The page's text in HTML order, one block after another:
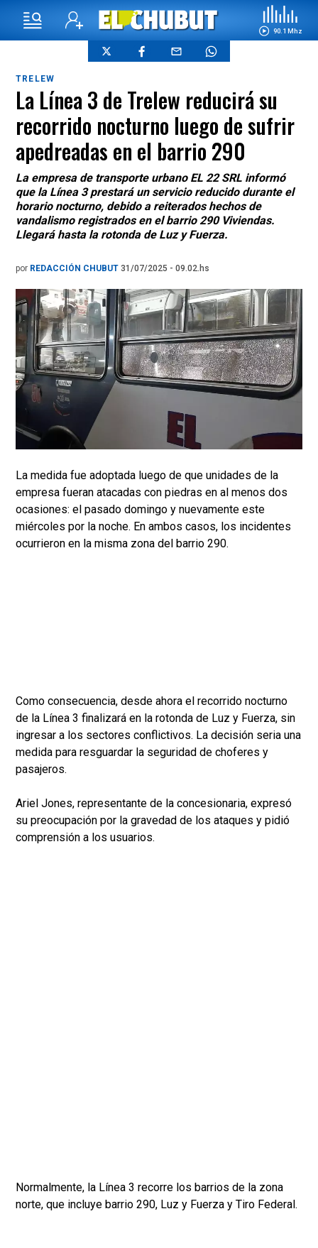
90.1 Mhz
TRELEW
La Línea 3 de Trelew reducirá su
recorrido nocturno luego de sufrir
apedreadas en el barrio 290
La empresa de transporte urbano EL 22 SRL informó
que la Línea 3 prestará un servicio reducido durante el
horario nocturno, debido a reiterados hechos de
vandalismo registrados en el barrio 290 Viviendas.
Llegará hasta la rotonda de Luz y Fuerza.
por REDACCIÓN CHUBUT 31/07/2025 - 09.02.hs
La medida fue adoptada luego de que unidades de la
empresa fueran atacadas con piedras en al menos dos
ocasiones: el pasado domingo y nuevamente este
miércoles por la noche. En ambos casos, los incidentes
ocurrieron en la misma zona del barrio 290.
Como consecuencia, desde ahora el recorrido nocturno
de la Línea 3 finalizará en la rotonda de Luz y Fuerza, sin
ingresar a los sectores conflictivos. La decisión seria una
medida para resguardar la seguridad de choferes y
pasajeros.
Ariel Jones, representante de la concesionaria, expresó
su preocupación por la gravedad de los ataques y pidió
comprensión a los usuarios.
Normalmente, la Línea 3 recorre los barrios de la zona
norte, que incluye barrio 290, Luz y Fuerza y Tiro Federal.